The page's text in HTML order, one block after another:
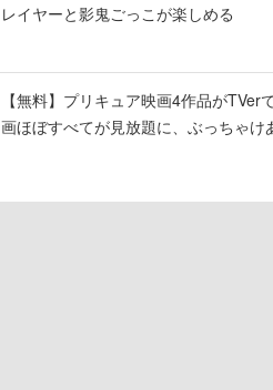
レイヤーと影鬼ごっこが楽しめる
【無料】プリキュア映画4作品が
画ほぼすべてが見放題に、ぶっちゃけ